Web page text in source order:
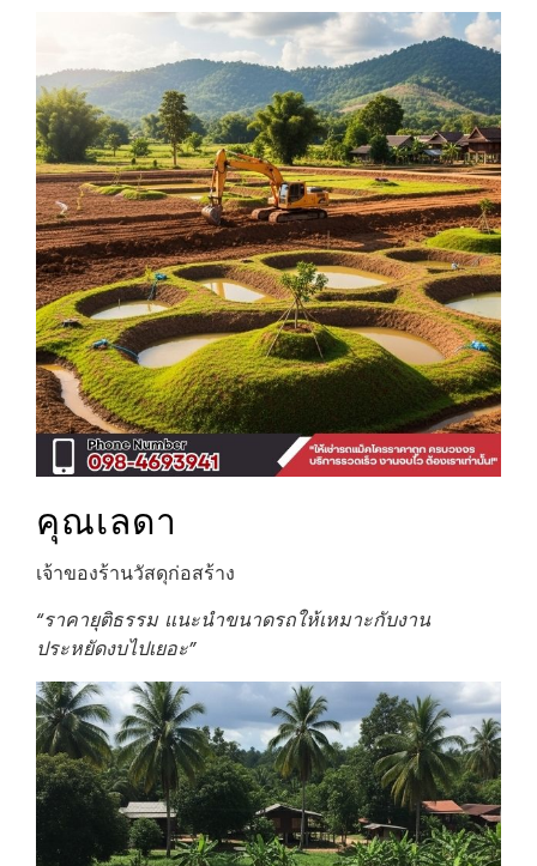
คุณเลดา
เจ้าของร้านวัสดุก่อสร้าง
“ราคายุติธรรม แนะนำขนาดรถให้เหมาะกับงาน
ประหยัดงบไปเยอะ”